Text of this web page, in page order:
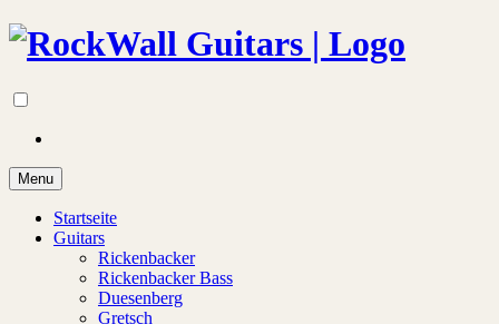
Menu
Startseite
Guitars
Rickenbacker
Rickenbacker Bass
Duesenberg
Gretsch